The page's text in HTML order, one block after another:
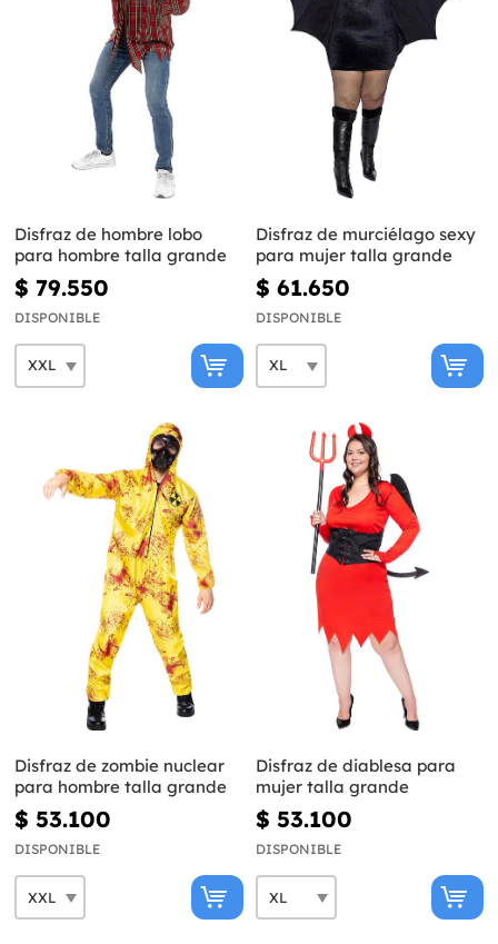
Disfraz de hombre lobo
para hombre talla grande
$ 79.550
DISPONIBLE
Disfraz de murciélago sexy
para mujer talla grande
$ 61.650
DISPONIBLE
Disfraz de zombie nuclear
para hombre talla grande
$ 53.100
DISPONIBLE
Disfraz de diablesa para
mujer talla grande
$ 53.100
DISPONIBLE